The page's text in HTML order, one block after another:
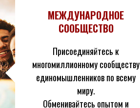
МЕЖДУНАРОДНОЕ
СООБЩЕСТВО
Присоединяйтесь к
многомиллионному сообществу
единомышленников по всему
миру.
Обменивайтесь опытом и